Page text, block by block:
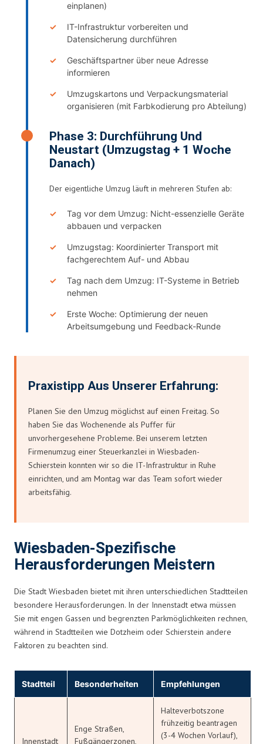
einplanen)
IT-Infrastruktur vorbereiten und
Datensicherung durchführen
Geschäftspartner über neue Adresse
informieren
Umzugskartons und Verpackungsmaterial
organisieren (mit Farbkodierung pro Abteilung)
Phase 3: Durchführung Und
Neustart (Umzugstag + 1 Woche
Danach)
Der eigentliche Umzug läuft in mehreren Stufen ab:
Tag vor dem Umzug: Nicht-essenzielle Geräte
abbauen und verpacken
Umzugstag: Koordinierter Transport mit
fachgerechtem Auf- und Abbau
Tag nach dem Umzug: IT-Systeme in Betrieb
nehmen
Erste Woche: Optimierung der neuen
Arbeitsumgebung und Feedback-Runde
Praxistipp Aus Unserer Erfahrung:
Planen Sie den Umzug möglichst auf einen Freitag. So
haben Sie das Wochenende als Puffer für
unvorhergesehene Probleme. Bei unserem letzten
Firmenumzug einer Steuerkanzlei in Wiesbaden-
Schierstein konnten wir so die IT-Infrastruktur in Ruhe
einrichten, und am Montag war das Team sofort wieder
arbeitsfähig.
Wiesbaden-Spezifische
Herausforderungen Meistern
Die Stadt Wiesbaden bietet mit ihren unterschiedlichen Stadtteilen
besondere Herausforderungen. In der Innenstadt etwa müssen
Sie mit engen Gassen und begrenzten Parkmöglichkeiten rechnen,
während in Stadtteilen wie Dotzheim oder Schierstein andere
Faktoren zu beachten sind.
Stadtteil Besonderheiten Empfehlungen
Innenstadt
Enge Straßen,
Fußgängerzonen,
Halteverbotszone
frühzeitig beantragen
(3-4 Wochen Vorlauf),